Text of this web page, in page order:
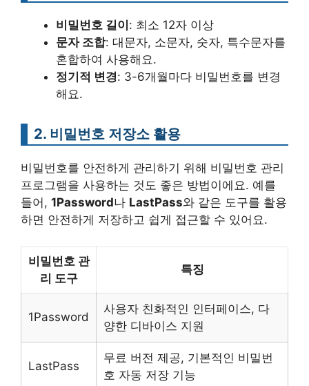
비밀번호 길이 : 최소 12자 이상
문자 조합: 대문자, 소문자, 숫자, 특수문자를
혼합하여 사용해요.
정기적 변경: 3-6개월마다 비밀번호를 변경
해요.
2. 비밀번호 저장소 활용
비밀번호를 안전하게 관리하기 위해 비밀번호 관리
프로그램을 사용하는 것도 좋은 방법이에요. 예를
들어, 1Password나 LastPass와 같은 도구를 활용
하면 안전하게 저장하고 쉽게 접근할 수 있어요.
비밀번호 관
리 도구
특징
1Password
사용자 친화적인 인터페이스, 다
양한 디바이스 지원
LastPass
무료 버전 제공, 기본적인 비밀번
호 자동 저장 기능